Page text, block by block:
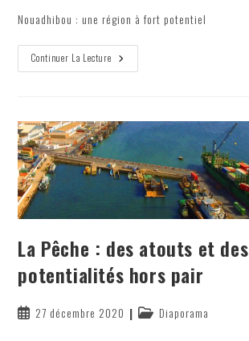
Nouadhibou : une région à fort potentiel
Continuer La Lecture La
ZFN
Ouvert
Aux
Investisseurs
La Pêche : des atouts et des
potentialités hors pair
Publication
27 décembre 2020
PostDiaporama